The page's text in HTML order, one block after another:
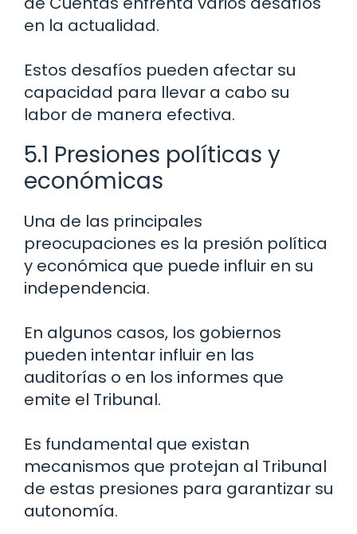
en la actualidad.
Estos desafíos pueden afectar su
capacidad para llevar a cabo su
labor de manera efectiva.
5.1 Presiones políticas y
económicas
Una de las principales
preocupaciones es la presión política
y económica que puede influir en su
independencia.
En algunos casos, los gobiernos
pueden intentar influir en las
auditorías o en los informes que
emite el Tribunal.
Es fundamental que existan
mecanismos que protejan al Tribunal
de estas presiones para garantizar su
autonomía.